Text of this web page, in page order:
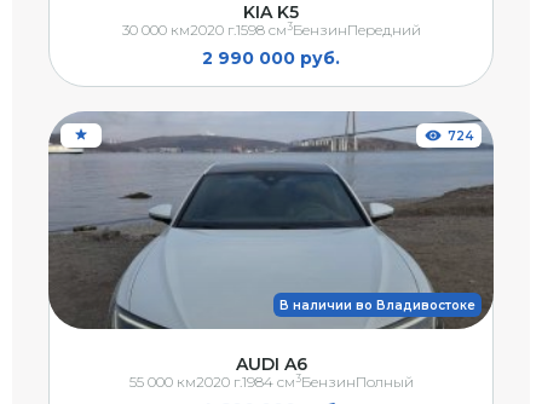
KIA K5
2 990 000 руб.
30 000 км2020 г.1598 см3БензинПередний
В наличии во Владивостоке
724
AUDI A6
55 000 км2020 г.1984 см3БензинПолный